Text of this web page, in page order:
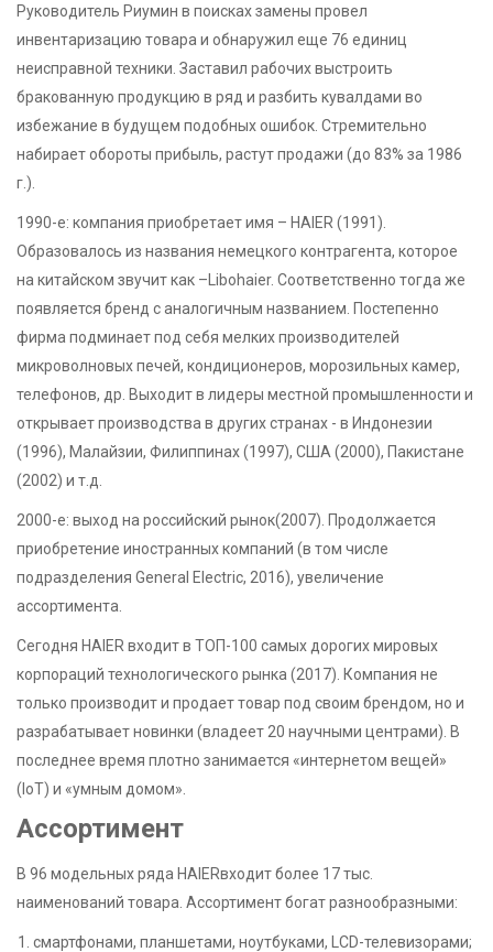
Руководитель Риумин в поисках замены провел
инвентаризацию товара и обнаружил еще 76 единиц
неисправной техники. Заставил рабочих выстроить
бракованную продукцию в ряд и разбить кувалдами во
избежание в будущем подобных ошибок. Стремительно
набирает обороты прибыль, растут продажи (до 83% за 1986
г.).
1990-е: компания приобретает имя – HAIER (1991).
Образовалось из названия немецкого контрагента, которое
на китайском звучит как –Libohaier. Соответственно тогда же
появляется бренд с аналогичным названием. Постепенно
фирма подминает под себя мелких производителей
микроволновых печей, кондиционеров, морозильных камер,
телефонов, др. Выходит в лидеры местной промышленности и
открывает производства в других странах - в Индонезии
(1996), Малайзии, Филиппинах (1997), США (2000), Пакистане
(2002) и т.д.
2000-е: выход на российский рынок(2007). Продолжается
приобретение иностранных компаний (в том числе
подразделения General Electric, 2016), увеличение
ассортимента.
Сегодня HAIER входит в ТОП-100 самых дорогих мировых
корпораций технологического рынка (2017). Компания не
только производит и продает товар под своим брендом, но и
разрабатывает новинки (владеет 20 научными центрами). В
последнее время плотно занимается «интернетом вещей»
(IoT) и «умным домом».
Ассортимент
В 96 модельных ряда HAIERвходит более 17 тыс.
наименований товара. Ассортимент богат разнообразными:
смартфонами, планшетами, ноутбуками, LCD-телевизорами;